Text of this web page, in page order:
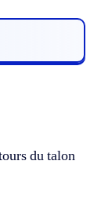
du talon